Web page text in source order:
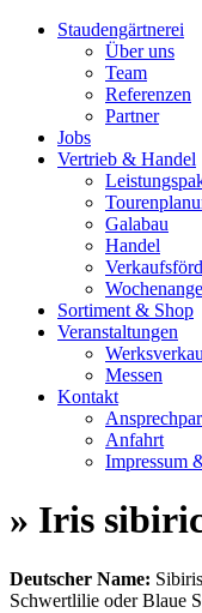
Staudengärtnerei
Über uns
Team
Referenzen
Partner
Jobs
Vertrieb & Handel
Galabau
Handel
Sortiment & Shop
Veranstaltungen
Messen
Kontakt
Anfahrt
Impressum
» Iris
Deutscher Name:
Schwertlilie oder Blaue